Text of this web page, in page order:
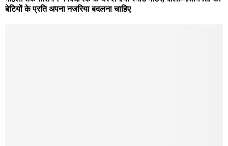
बेटियों के प्रति अपना नजरिया बदलना चाहिए